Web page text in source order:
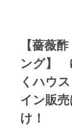
【薔薇
ング】
くハウ
イン販
け！